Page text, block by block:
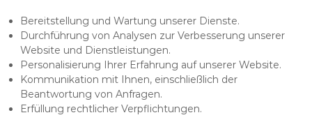
Bereitstellung und Wartung unserer Dienste.
Durchführung von Analysen zur Verbesserung unserer
Website und Dienstleistungen.
Personalisierung Ihrer Erfahrung auf unserer Website.
Kommunikation mit Ihnen, einschließlich der
Beantwortung von Anfragen.
Erfüllung rechtlicher Verpflichtungen.